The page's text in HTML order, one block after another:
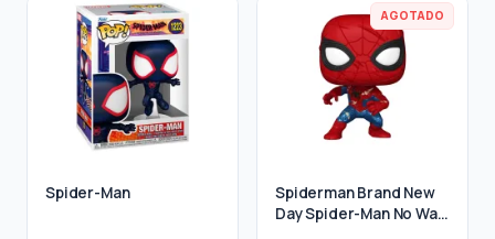
Spider-Man
AGOTADO
Spiderman Brand New
Day Spider-Man No Way